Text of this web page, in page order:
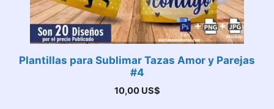
Plantillas para Sublimar Tazas Amor y Parejas
#4
10,00 US$